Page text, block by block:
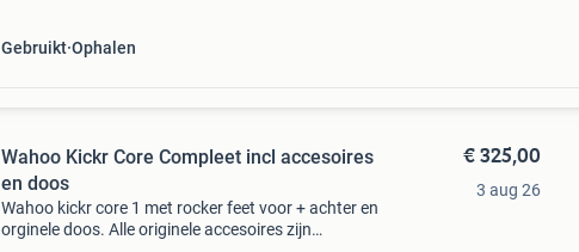
Gebruikt Ophalen
Wahoo Kickr Core Compleet incl accesoires
en doos
Wahoo kickr core 1 met rocker feet voor + achter en
orginele doos. Alle originele accesoires zijn
€ 325,00
3 aug 26